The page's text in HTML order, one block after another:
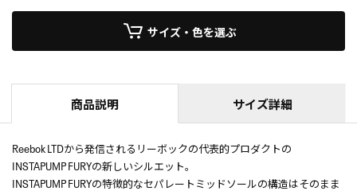
サイズ・色を選ぶ
商品説明 サイズ詳細
Reebok LTDから発信されるリーボックの代表的プロダクトの
INSTAPUMP FURYの新しいシルエット。
INSTAPUMP FURYの特徴的なセパレートミッドソールの構造はそのまま